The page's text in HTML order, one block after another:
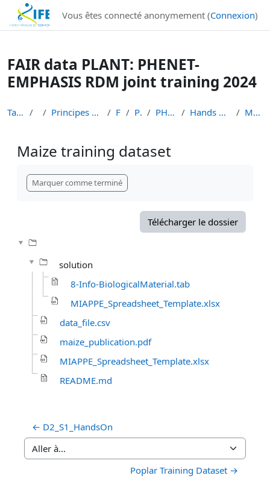
Institut Français de Bioinformatique - Les formations
Passer au contenu principalVous êtes connecté anonymement (Connexion)
FAIR data PLANT: PHENET-
EMPHASIS RDM joint training 2024
Tableau de bord Cours Principes FAIR en bioinformatique et gestion des d... FAIR-DATA PLANT-DATA PHENET-EMPHASIS-2024 Hands On : file template and PHIS database Maize training dataset
Maize training dataset
Marquer comme terminé
Télécharger le dossier
solution
8-Info-BiologicalMaterial.tab
MIAPPE_Spreadsheet_Template.xlsx
data_file.csv
maize_publication.pdf
MIAPPE_Spreadsheet_Template.xlsx
README.md
← D2_S1_HandsOn
Aller à…
Poplar Training Dataset →